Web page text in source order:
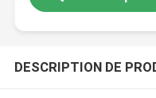
DESCRIPTION DE